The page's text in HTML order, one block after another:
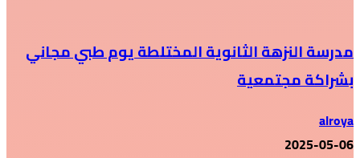
مدرسة النزهة الثانوية المختلطة يوم طبي مجاني
بشراكة مجتمعية
alroya
2025-05-06